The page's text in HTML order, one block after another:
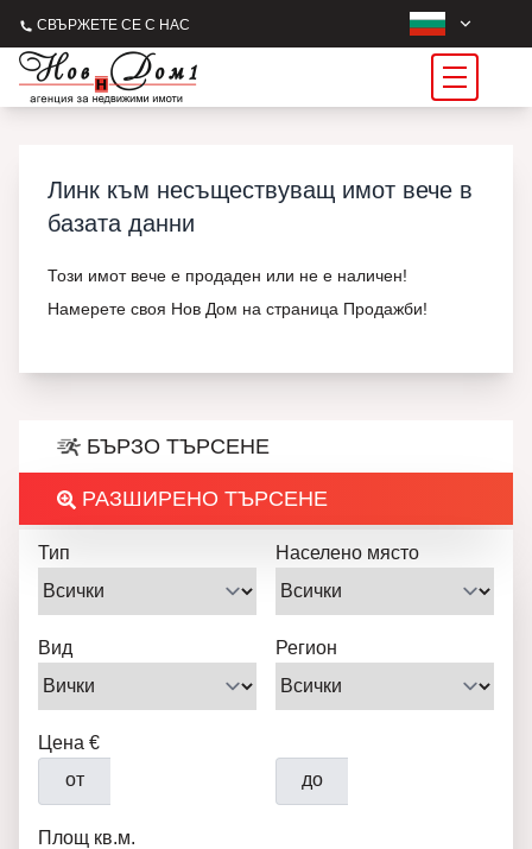
СВЪРЖЕТЕ СЕ С НАС
Линк към несъществуващ имот вече в
базата данни
Този имот вече е продаден или не е наличен!
Намерете своя Нов Дом на страница Продажби!
БЪРЗО ТЪРСЕНЕ
РАЗШИРЕНО ТЪРСЕНЕ
Тип Населено място
Вид Регион
Цена €
от
до
Площ кв.м.